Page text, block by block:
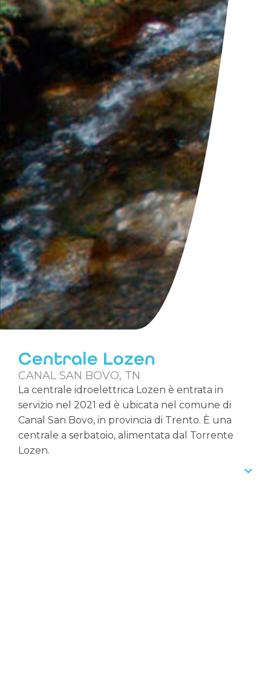
Centrale Lozen
CANAL SAN BOVO, TN
La centrale idroelettrica Lozen è entrata in
servizio nel 2021 ed è ubicata nel comune di
Canal San Bovo, in provincia di Trento. È una
centrale a serbatoio, alimentata dal Torrente
Lozen.